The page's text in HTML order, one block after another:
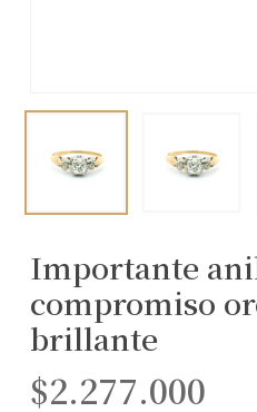
Importante
compromiso
brillante
$2.277.000